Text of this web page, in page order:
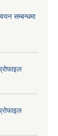
सम्बन्धमा